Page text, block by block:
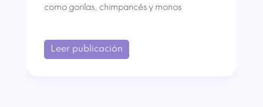
como gorilas, chimpancés y monos
Leer publicación